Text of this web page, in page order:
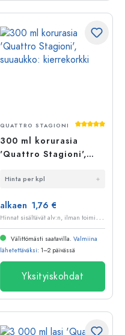
QUATTRO STAGIONI
300 ml korurasia
'Quattro Stagioni',
kierrekorkki
Hinta per kpl
alkaen 1,76 €
H
innat sisältävät alv:n, ilman toimituskuluja
Välittömästi saatavilla. Valmiina
lähetettäväksi: 1–2 päivässä
Yksityiskohdat